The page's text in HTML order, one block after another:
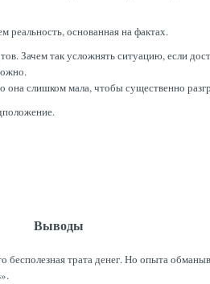
основанная на фактах.
Зачем так усложнять ситуацию, если
она слишком мала, чтобы существенно
Выводы
трата денег. Но опыта